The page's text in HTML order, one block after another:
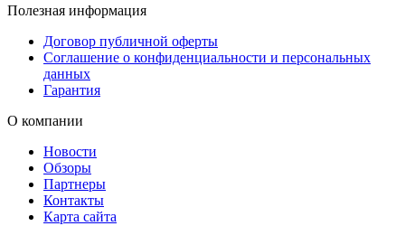
Полезная информация
Договор публичной оферты
Соглашение о конфиденциальности и персональных
данных
Гарантия
О компании
Новости
Обзоры
Партнеры
Контакты
Карта сайта